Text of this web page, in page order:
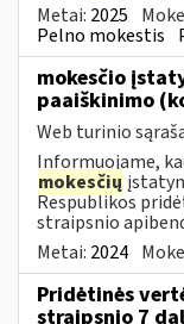
Metai: 2025
Pelno mokestis
mokesčio
paaiškinimo
Web turinio
Informuojame,
mokesčių
Respublikos
straipsnio
Metai: 2024
Pridėtinės
straipsnio 7